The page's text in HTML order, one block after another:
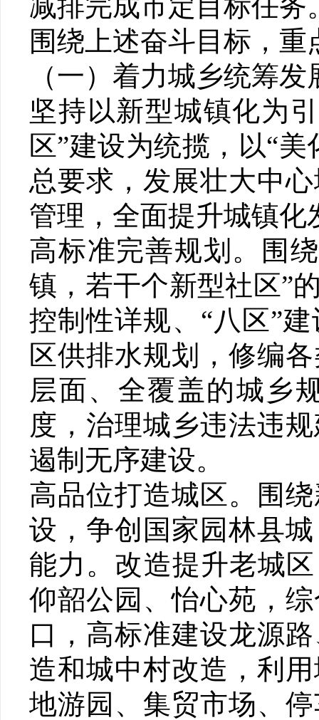
围绕上述奋斗目标，
（一）着力城乡统筹
坚持以新型城镇化为
区”建设为统揽，以“
总要求，发展壮大中
管理，全面提升城镇化
高标准完善规划。围
镇，若干个新型社区”
控制性详规、“八区”
区供排水规划，修编
层面、全覆盖的城乡
度，治理城乡违法违
遏制无序建设。
高品位打造城区。围
设，争创国家园林县
能力。改造提升老城
仰韶公园、怡心苑，
口，高标准建设龙源
造和城中村改造，利
地游园、集贸市场、